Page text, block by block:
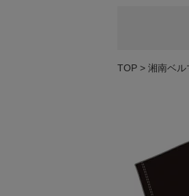
TOP 湘南ベル